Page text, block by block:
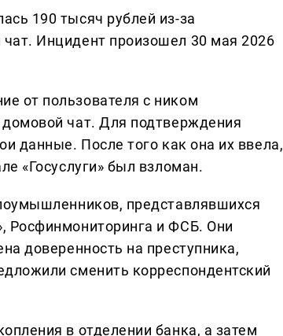
190 тысяч рублей из-за
Инцидент произошел 30 мая 2026
от пользователя с ником
чат. Для подтверждения
данные. После того как она их ввела,
«Госуслуги» был взломан.
представлявшихся
Росфинмониторинга и ФСБ. Они
доверенность на преступника,
сменить корреспондентский
в отделении банка, а затем